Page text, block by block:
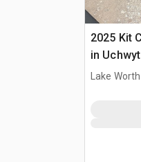
2025 Kit
in
Lake